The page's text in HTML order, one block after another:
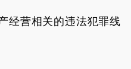
经营相关的违法犯罪线